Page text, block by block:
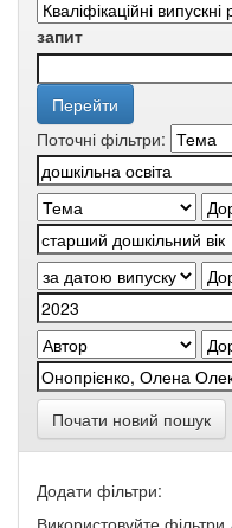
запит
Поточні фільтри:
Почати новий пошук
Додати фільтри:
Використовуйте фільтри